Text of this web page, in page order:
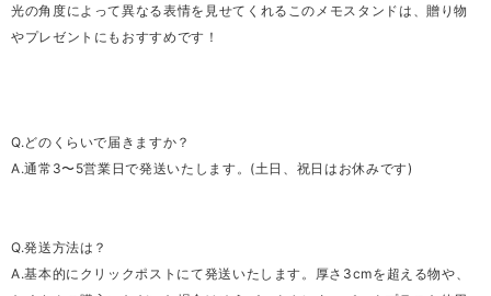
光の角度によって異なる表情を見せてくれるこのメモスタンドは、贈り物
やプレゼントにもおすすめです！
Q.どのくらいで届きますか？
A.通常3〜5営業日で発送いたします。(土日、祝日はお休みです)
Q.発送方法は？
A.基本的にクリックポストにて発送いたします。厚さ3cmを超える物や、